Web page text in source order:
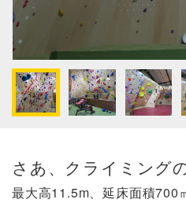
さあ、クライミング
最大高11.5m、延床面積700